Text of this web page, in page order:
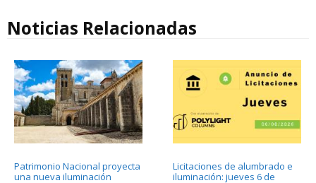
Noticias Relacionadas
Patrimonio Nacional proyecta
una nueva iluminación
Licitaciones de alumbrado e
iluminación: jueves 6 de